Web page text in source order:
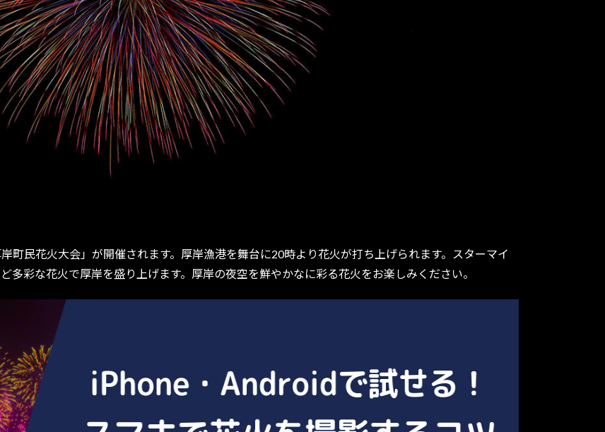
民花火大会」が開催されます。厚岸漁港を舞台に20時より花火が打ち上げられます。スターマイ
多彩な花火で厚岸を盛り上げます。厚岸の夜空を鮮やかなに彩る花火をお楽しみください。